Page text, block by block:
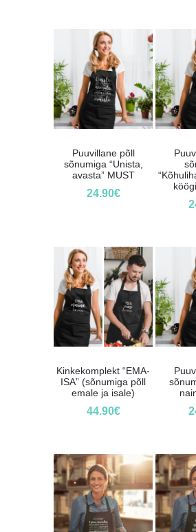
Puuvillane põll
sõnumiga “Unista,
avasta” MUST
24.90€
Kinkekomplekt “EMA-
ISA” (sõnumiga põll
emale ja isale)
44.90€